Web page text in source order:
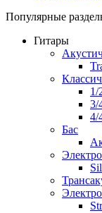
Популярные
Гитары
1/
3/
4/
Бас